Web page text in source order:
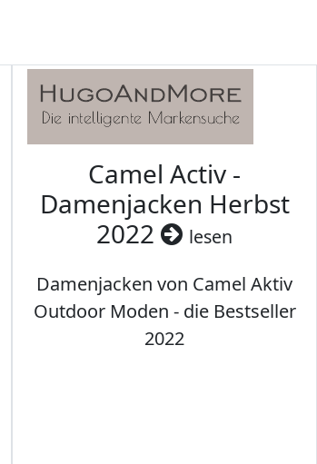
Camel Activ -
Damenjacken Herbst
2022
lesen
Damenjacken von Camel Aktiv
Outdoor Moden - die Bestseller
2022